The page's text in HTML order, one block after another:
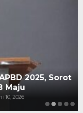
2025, Sorot
Maju
10, 2026